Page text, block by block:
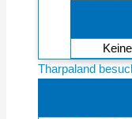
Tharpaland